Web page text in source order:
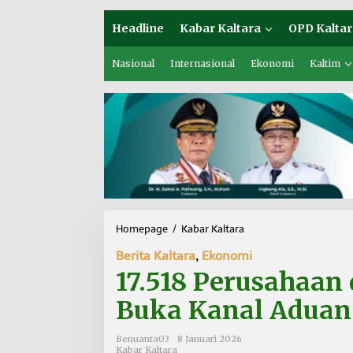
Headline Kabar Kaltara OPD
Nasional Internasional Ekonomi Kaltim
Homepage / Kabar Kaltara
.
P
Berita Kaltara, Ekonomi
17.518
Buka Kanal
Benuanta03
8 Januari 2026
Kabar Kaltara